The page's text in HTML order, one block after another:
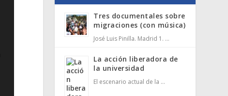
Tres documentales sobre
migraciones (con música)
José Luis Pinilla. Madrid 1. …
La acción liberadora de
la universidad
El escenario actual de la …